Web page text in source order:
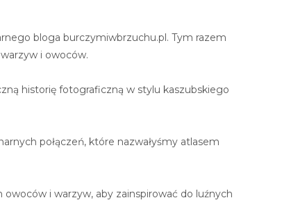
bloga burczymiwbrzuchu.pl. Tym razem
i owoców.
historię fotograficzną w stylu kaszubskiego
połączeń, które nazwałyśmy atlasem
i warzyw, aby zainspirować do luźnych